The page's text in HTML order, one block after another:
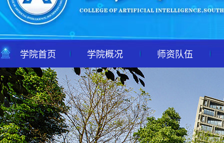
学院首页 学院概况 师资队伍